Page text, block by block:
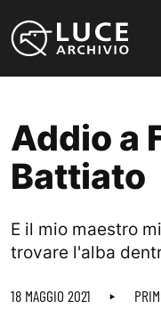
Addio a
Battiato
E il mio maestro
trovare l'alba
18 MAGGIO 2021